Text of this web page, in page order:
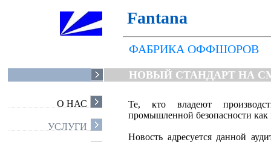
Fantana
ФАБРИКА ОФФШОРОВ
НОВЫЙ СТАНДАРТ НА
О НАС
УСЛУГИ
Те, кто владеют
промышленной безопасности как
Новость адресуется данной